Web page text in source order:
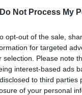
Do Not Process My
opt-out of the sale,
for targeted
selection. Please note
interest-based ads
to third
of your personal
Α21 με δύο